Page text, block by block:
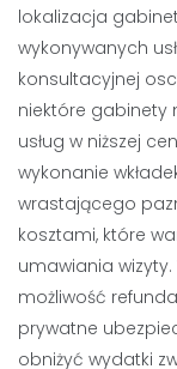
lokalizacja
wykonywanych
konsultacyjnej
niektóre
usług w niższej
wykonanie
wrastającego
kosztami, które
umawiania
możliwość
prywatne
obniżyć wydatki